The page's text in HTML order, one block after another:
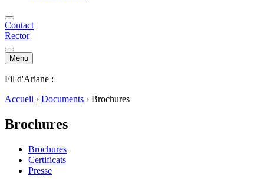
Contact
Rector
Menu
Fil d'Ariane :
Accueil › Documents › Brochures
Brochures
Brochures
Certificats
Presse